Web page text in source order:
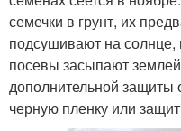
семечки в грунт, их
подсушивают на
посевы засыпают
дополнительной защиты
черную пленку или